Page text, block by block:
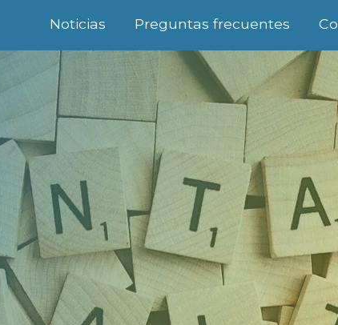
Noticias Preguntas frecuentes